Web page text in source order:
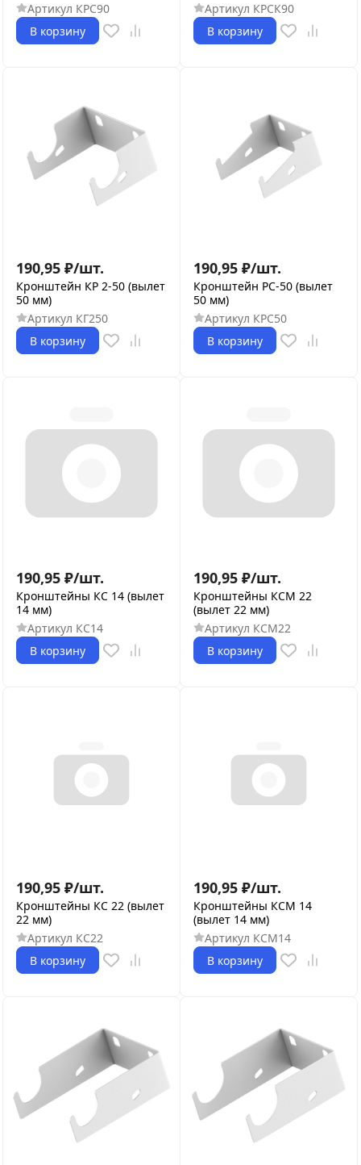
Артикул КРС90
В корзину
Артикул КРСК90
В корзину
190,95 ₽/шт.
Кронштейн КР 2-50 (вылет
50 мм)
Артикул КГ250
В корзину
190,95 ₽/шт.
Кронштейн РС-50 (вылет
50 мм)
Артикул КРС50
В корзину
190,95 ₽/шт.
Кронштейны КС 14 (вылет
14 мм)
Артикул КС14
В корзину
190,95 ₽/шт.
Кронштейны КСМ 22
(вылет 22 мм)
Артикул КСМ22
В корзину
190,95 ₽/шт.
Кронштейны КС 22 (вылет
22 мм)
Артикул КС22
В корзину
190,95 ₽/шт.
Кронштейны КСМ 14
(вылет 14 мм)
Артикул КСМ14
В корзину